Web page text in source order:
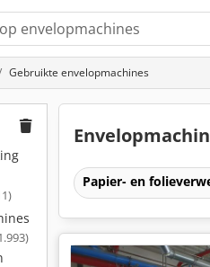
Gebruikte envelopmachines
Papier- en